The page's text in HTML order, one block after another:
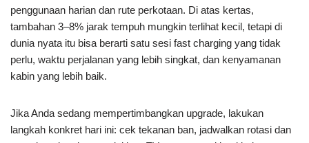
penggunaan harian dan rute perkotaan. Di atas kertas,
tambahan 3–8% jarak tempuh mungkin terlihat kecil, tetapi di
dunia nyata itu bisa berarti satu sesi fast charging yang tidak
perlu, waktu perjalanan yang lebih singkat, dan kenyamanan
kabin yang lebih baik.
Jika Anda sedang mempertimbangkan upgrade, lakukan
langkah konkret hari ini: cek tekanan ban, jadwalkan rotasi dan